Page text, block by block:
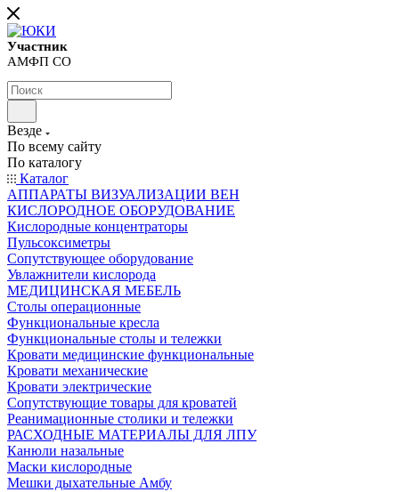
Участник
АМФП СО
Везде
По всему сайту
По каталогу
Каталог
АППАРАТЫ ВИЗУАЛИЗАЦИИ ВЕН
КИСЛОРОДНОЕ ОБОРУДОВАНИЕ
Кислородные концентраторы
Пульсоксиметры
Сопутствующее оборудование
Увлажнители кислорода
МЕДИЦИНСКАЯ МЕБЕЛЬ
Столы операционные
Функциональные кресла
Функциональные столы и тележки
Кровати медицинские функциональные
Кровати механические
Кровати электрические
Сопутствующие товары для кроватей
Реанимационные столики и тележки
РАСХОДНЫЕ МАТЕРИАЛЫ ДЛЯ ЛПУ
Канюли назальные
Маски кислородные
Мешки дыхательные Амбу